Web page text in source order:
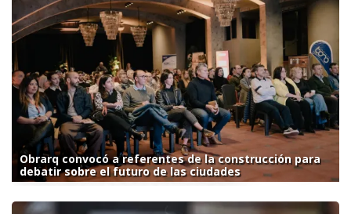
Obrarq convocó a referentes de la construcción para
debatir sobre el futuro de las ciudades